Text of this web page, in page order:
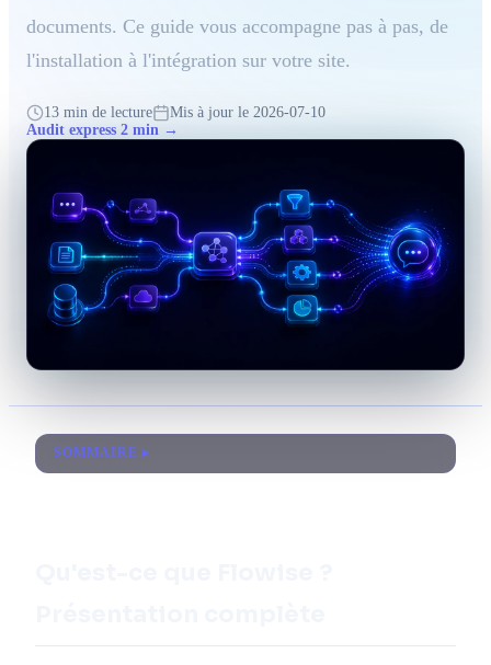
Tous les services
À propos
Réponse sous 24h · Audit sans engagement
documents. Ce guide vous accompagne pas à pas, de
l'installation à l'intégration sur votre site.
13 min de lecture
Mis à jour le 2026-07-10
Audit express 2 min →
SOMMAIRE